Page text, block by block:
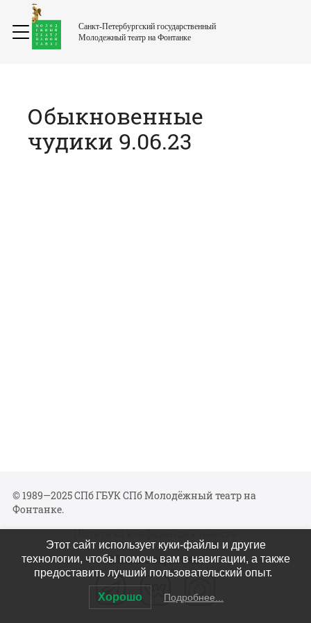
Санкт-Петербургский государственный
Молодежный театр на Фонтанке
Обыкновенные
чудики 9.06.23
© 1989—2025 СПб ГБУК СПб Молодёжный театр на
Фонтанке.
Политика конфиденциальности
Мы в соцсетях
Этот сайт использует куки-файлы и другие
технологии, чтобы помочь вам в навигации, а также
предоставить лучший пользовательский опыт.
Хорошо Подробнее...